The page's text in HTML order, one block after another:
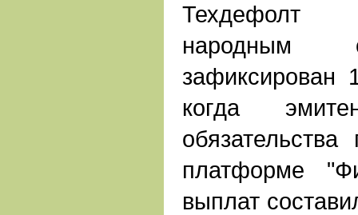
Техдефолт
народным
зафиксирован
когда
платформе
выплат